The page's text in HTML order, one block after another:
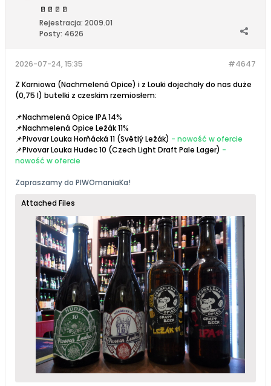
🥛 🥛 🥛 🥛
Rejestracja: 2009.01
Posty: 4626
#4647
2026-07-24, 15:35
Z Karniowa (Nachmelená Opice) i z Louki dojechały do nas duże
(0,75 l) butelki z czeskim rzemiosłem:
📌Nachmelená Opice IPA 14%
📌Nachmelená Opice Ležák 11%
📌Pivovar Louka Horňácká 11 (Světlý Ležák) - nowość w ofercie
📌Pivovar Louka Hudec 10 (Czech Light Draft Pale Lager) -
nowość w ofercie
Zapraszamy do PIWOmaniaKa!
Attached Files